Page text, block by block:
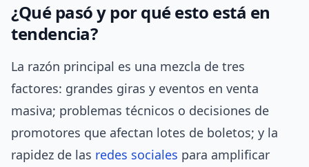
¿Qué pasó y por qué esto está en
tendencia?
La razón principal es una mezcla de tres
factores: grandes giras y eventos en venta
masiva; problemas técnicos o decisiones de
promotores que afectan lotes de boletos; y la
rapidez de las redes sociales para amplificar